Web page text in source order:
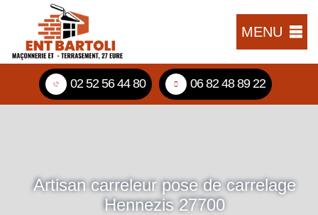
MENU
02 52 56 44 80 06 82 48 89 22
Artisan carreleur pose de carrelage
Hennezis 27700